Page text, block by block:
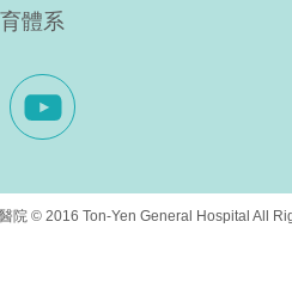
體系
院 © 2016 Ton-Yen General Hospital All